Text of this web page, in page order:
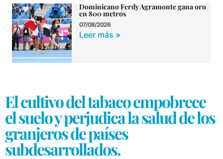
Dominicano Ferdy Agramonte gana oro
en 800 metros
07/08/2026
Leer más »
El cultivo del tabaco empobrece
el suelo y perjudica la salud de los
granjeros de países
subdesarrollados.